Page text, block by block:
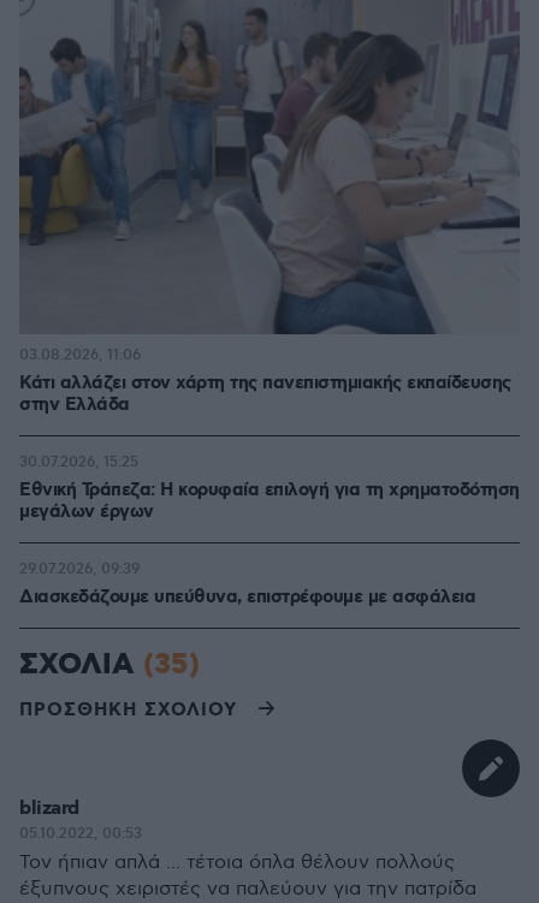
Κάτι αλλάζει στον χάρτη της πανεπιστημιακής εκπαίδευσης
στην Ελλάδα
03.08.2026, 11:06
Εθνική Τράπεζα: Η κορυφαία επιλογή για τη χρηματοδότηση
μεγάλων έργων
30.07.2026, 15:25
Διασκεδάζουμε υπεύθυνα, επιστρέφουμε με ασφάλεια
29.07.2026, 09:39
ΣΧΟΛΙΑ (35)
ΠΡΟΣΘΗΚΗ ΣΧΟΛΙΟΥ
blizard
05.10.2022, 00:53
Τον ήπιαν απλά ... τέτοια όπλα θέλουν πολλούς
έξυπνους χειριστές να παλεύουν για την πατρίδα